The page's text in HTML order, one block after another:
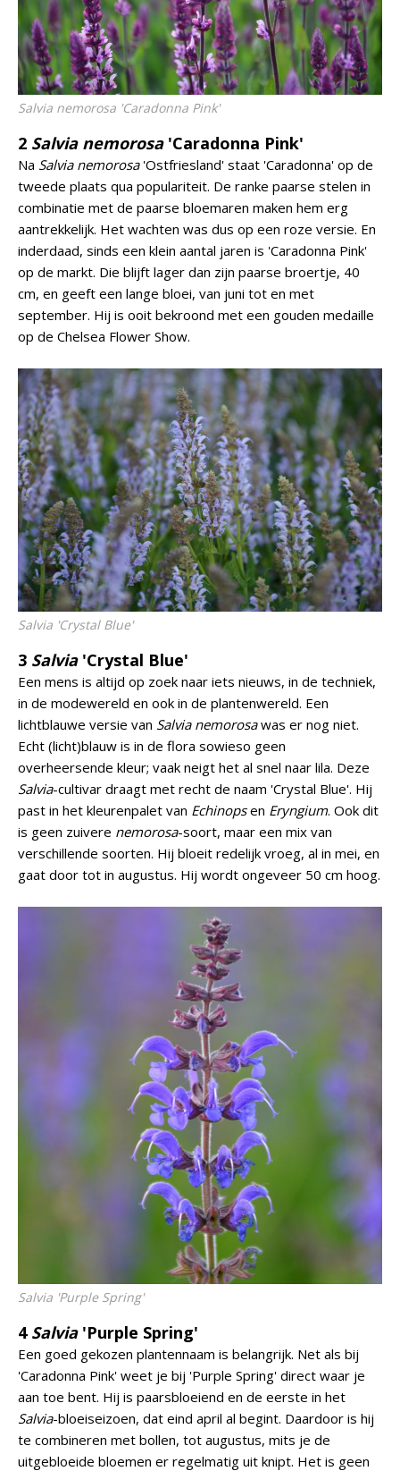
Salvia nemorosa 'Caradonna Pink'
2 Salvia nemorosa'Caradonna Pink'
Na Salvia nemorosa'Ostfriesland' staat 'Caradonna' op de
tweede plaats qua populariteit. De ranke paarse stelen in
combinatie met de paarse bloemaren maken hem erg
aantrekkelijk. Het wachten was dus op een roze versie. En
inderdaad, sinds een klein aantal jaren is 'Caradonna Pink'
op de markt. Die blijft lager dan zijn paarse broertje, 40
cm, en geeft een lange bloei, van juni tot en met
september. Hij is ooit bekroond met een gouden medaille
op de Chelsea Flower Show.
Salvia 'Crystal Blue'
3 Salvia'Crystal Blue'
Een mens is altijd op zoek naar iets nieuws, in de techniek,
in de modewereld en ook in de plantenwereld. Een
lichtblauwe versie van Salvia nemorosawas er nog niet.
Echt (licht)blauw is in de flora sowieso geen
overheersende kleur; vaak neigt het al snel naar lila. Deze
Salvia-cultivar draagt met recht de naam 'Crystal Blue'. Hij
past in het kleurenpalet van Echinopsen Eryngium. Ook dit
is geen zuivere nemorosa-soort, maar een mix van
verschillende soorten. Hij bloeit redelijk vroeg, al in mei, en
gaat door tot in augustus. Hij wordt ongeveer 50 cm hoog.
Salvia 'Purple Spring'
4 Salvia'Purple Spring'
Een goed gekozen plantennaam is belangrijk. Net als bij
'Caradonna Pink' weet je bij 'Purple Spring' direct waar je
aan toe bent. Hij is paarsbloeiend en de eerste in het
Salvia-bloeiseizoen, dat eind april al begint. Daardoor is hij
te combineren met bollen, tot augustus, mits je de
uitgebloeide bloemen er regelmatig uit knipt. Het is geen